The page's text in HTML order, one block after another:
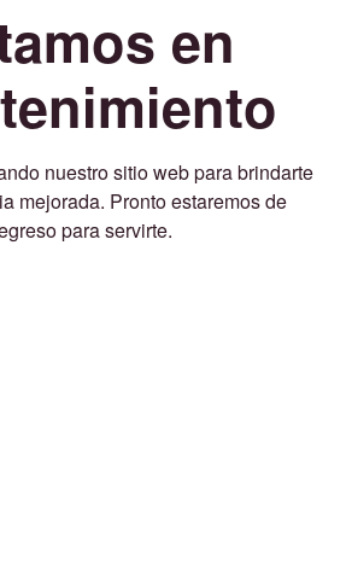
en
nuestro sitio web para brindarte
mejorada. Pronto estaremos de
para servirte.